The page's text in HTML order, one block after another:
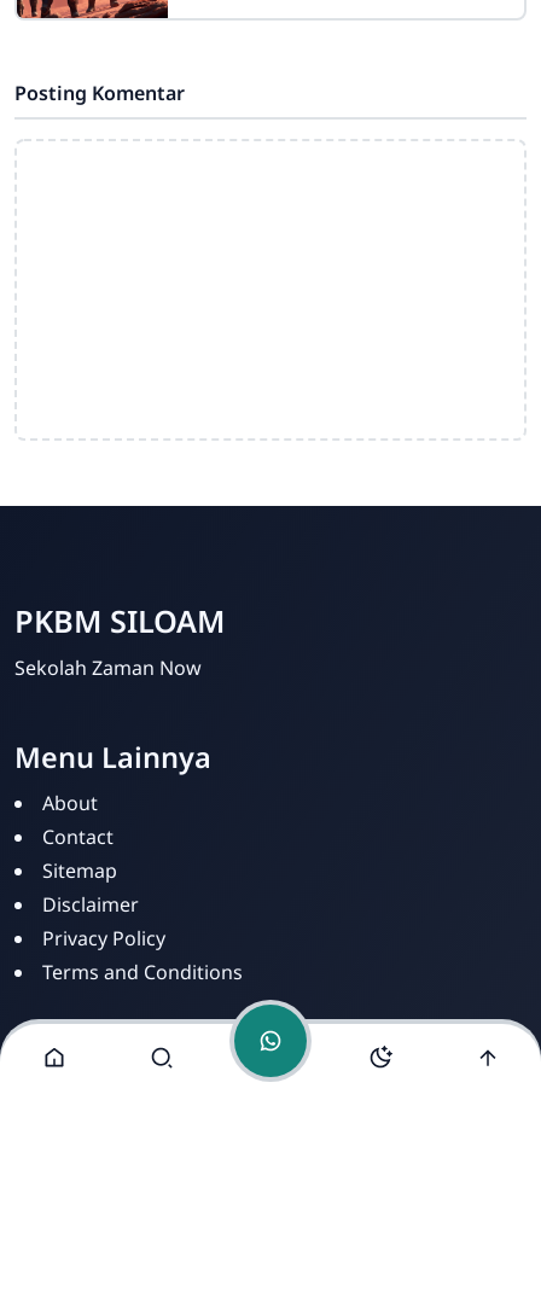
Posting Komentar
PKBM SILOAM
Sekolah Zaman Now
Menu Lainnya
About
Contact
Sitemap
Disclaimer
Privacy Policy
Terms and Conditions
Alamat Kami